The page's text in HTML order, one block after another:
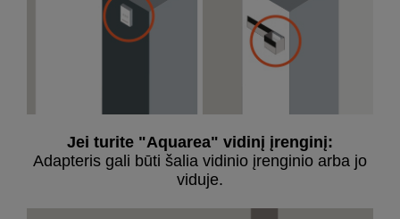
Jei turite "Aquarea" vidinį įrenginį:
Adapteris gali būti šalia vidinio įrenginio arba jo
viduje.